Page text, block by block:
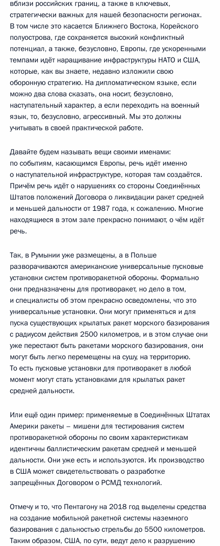
вблизи российских границ, а также в ключевых,
стратегически важных для нашей безопасности регионах.
В том числе это касается Ближнего Востока, Корейского
полуострова, где сохраняется высокий конфликтный
потенциал, а также, безусловно, Европы, где ускоренными
темпами идёт наращивание инфраструктуры НАТО и США,
которые, как вы знаете, недавно изложили свою
оборонную стратегию. На дипломатическом языке, если
можно два слова сказать, она носит, безусловно,
наступательный характер, а если переходить на военный
язык, то, безусловно, агрессивный. Мы это должны
учитывать в своей практической работе.
Давайте будем называть вещи своими именами:
по событиям, касающимся Европы, речь идёт именно
о наступательной инфраструктуре, которая там создаётся.
Причём речь идёт о нарушениях со стороны Соединённых
Штатов положений Договора о ликвидации ракет средней
и меньшей дальности от 1987 года, к сожалению. Многие
находящиеся в этом зале прекрасно понимают, о чём идёт
речь.
Так, в Румынии уже размещены, а в Польше
разворачиваются американские универсальные пусковые
установки систем противоракетной обороны. Формально
они предназначены для противоракет, но дело в том,
и специалисты об этом прекрасно осведомлены, что это
универсальные установки. Они могут применяться и для
пуска существующих крылатых ракет морского базирования
с радиусом действия 2500 километров, и в этом случае они
уже перестают быть ракетами морского базирования, они
могут быть легко перемещены на сушу, на территорию.
То есть пусковые установки для противоракет в любой
момент могут стать установками для крылатых ракет
средней дальности.
Или ещё один пример: применяемые в Соединённых Штатах
Америки ракеты – мишени для тестирования систем
противоракетной обороны по своим характеристикам
идентичны баллистическим ракетам средней и меньшей
дальности. Они уже есть и используются. Их производство
в США может свидетельствовать о разработке
запрещённых Договором о РСМД технологий.
Отмечу и то, что Пентагону на 2018 год выделены средства
на создание мобильной ракетной системы наземного
базирования с дальностью стрельбы до 5500 километров.
Таким образом, США, по сути, ведут дело к разрушению